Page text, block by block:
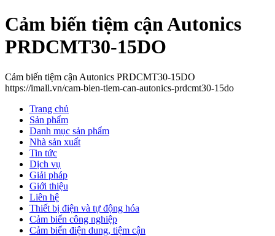
Cảm biến tiệm cận Autonics
PRDCMT30-15DO
Cảm biến tiệm cận Autonics PRDCMT30-15DO
https://imall.vn/cam-bien-tiem-can-autonics-prdcmt30-15do
Trang chủ
Sản phẩm
Danh mục sản phẩm
Nhà sản xuất
Tin tức
Dịch vụ
Giải pháp
Giới thiệu
Liên hệ
Thiết bị điện và tự động hóa
Cảm biến công nghiệp
Cảm biến điện dung, tiệm cận